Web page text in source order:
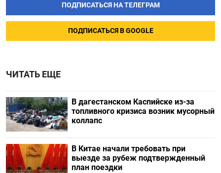
ПОДПИСАТЬСЯ НА ТЕЛЕГРАМ
ПОДПИСАТЬСЯ В GOOGLE
ЧИТАТЬ ЕЩЕ
В дагестанском Каспийске из-за
топливного кризиса возник мусорный
коллапс
В Китае начали требовать при
выезде за рубеж подтвержденный
план поездки